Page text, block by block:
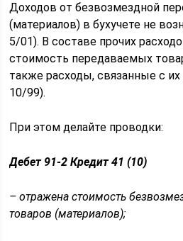
Доходов от безвозмездной
(материалов) в бухучете не
5/01). В составе прочих
стоимость передаваемых
также расходы, связанные с
10/99).
При этом делайте проводки:
Дебет 91-2 Кредит 41 (10)
– отражена стоимость
товаров (материалов);